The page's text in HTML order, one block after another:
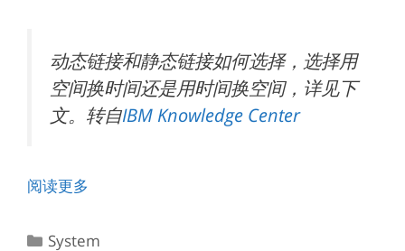
动态链接和静态链接如何选择，选择用
空间换时间还是用时间换空间，详见下
文。转自IBM Knowledge Center
阅读更多
分
System